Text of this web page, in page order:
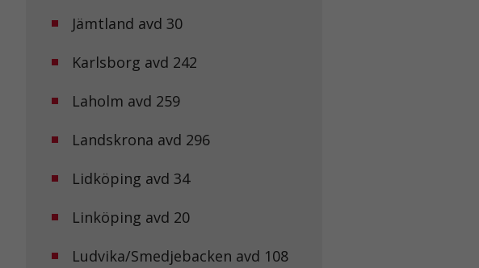
Jämtland avd 30
Karlsborg avd 242
Laholm avd 259
Landskrona avd 296
Lidköping avd 34
Linköping avd 20
Ludvika/Smedjebacken avd 108